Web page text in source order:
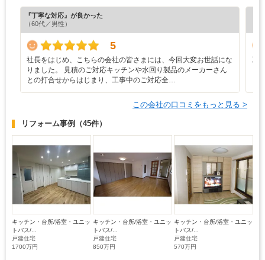
『丁寧な対応』が良かった
（60代／男性）
5
社長をはじめ、こちらの会社の皆さまには、今回大変お世話にな
りました。 見積のご対応キッチンや水回り製品のメーカーさん
との打合せからはじまり、工事中のご対応全…
工
この会社の口コミをもっと見る >
リフォーム事例 （45件）
キッチン・台所/浴室・ユニッ
トバス/...
戸建住宅
1700万円
キッチン・台所/浴室・ユニッ
トバス/...
戸建住宅
850万円
キッチン・台所/浴室・ユニッ
トバス/...
戸建住宅
570万円